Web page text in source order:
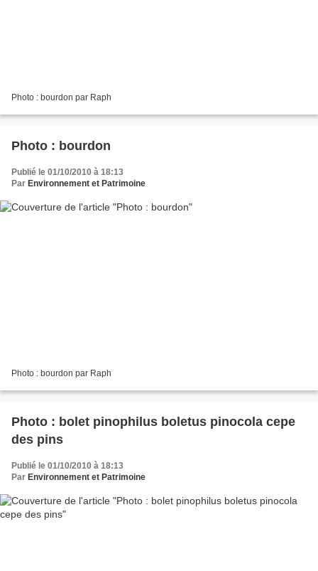
Photo : bourdon par Raph
Photo : bourdon
Publié le 01/10/2010 à 18:13
Par Environnement et Patrimoine
Photo : bourdon par Raph
Photo : bolet pinophilus boletus pinocola cepe
des pins
Publié le 01/10/2010 à 18:13
Par Environnement et Patrimoine